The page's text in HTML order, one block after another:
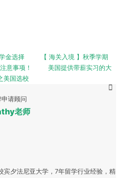
金选择
【 海关入境 】秋季学期
意事项！
美国提供带薪实习的大
美国选校
老师
宾夕法尼亚大学，7年留学行业经验，精